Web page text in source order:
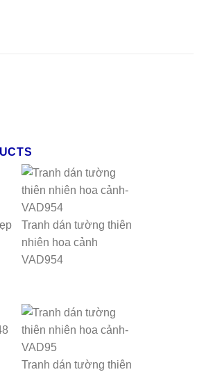
Tranh dán tường thiên
nhiên hoa cảnh
VAD954
Tranh dán tường thiên